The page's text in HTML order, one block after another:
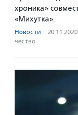
хроника»
«Михутка».
Новости · 20.11.2020
чест­во